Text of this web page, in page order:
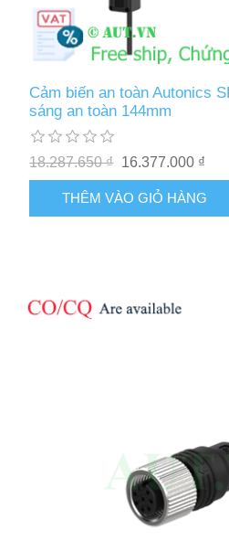
Cảm biến an toàn Autonics
sáng an toàn 144mm
18.287.650 ₫ 16.377.000 ₫
THÊM VÀO GIỎ HÀNG